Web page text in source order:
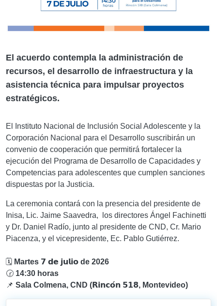
El acuerdo contempla la administración de
recursos, el desarrollo de infraestructura y la
asistencia técnica para impulsar proyectos
estratégicos.
El Instituto Nacional de Inclusión Social Adolescente y la
Corporación Nacional para el Desarrollo suscribirán un
convenio de cooperación que permitirá fortalecer la
ejecución del Programa de Desarrollo de Capacidades y
Competencias para adolescentes que cumplen sanciones
dispuestas por la Justicia.
La ceremonia contará con la presencia del presidente de
Inisa, Lic. Jaime Saavedra, los directores Ángel Fachinetti
y Dr. Daniel Radío, junto al presidente de CND, Cr. Mario
Piacenza, y el vicepresidente, Ec. Pablo Gutiérrez.
🗓️ Martes 𝟳 𝗱𝗲 𝗷𝘂𝗹𝗶𝗼 de 2026
🕝 14:30 horas
📌 Sala Colmena, CND (𝗥𝗶𝗻𝗰𝗼́𝗻 𝟱𝟭𝟴, Montevideo)